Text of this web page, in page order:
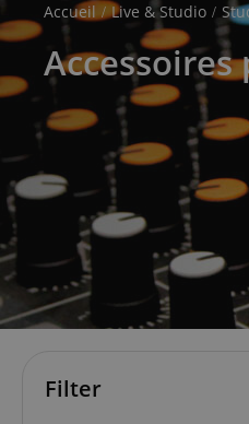
Accueil Live & Studio
Filter